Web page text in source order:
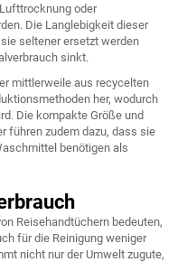
oder
Die Langlebigkeit dieser
seltener ersetzt werden
sinkt.
mittlerweile aus recycelten
her, wodurch
Die kompakte Größe und
führen zudem dazu, dass sie
benötigen als
Reisehandtüchern bedeuten,
für die Reinigung weniger
nicht nur der Umwelt zugute,